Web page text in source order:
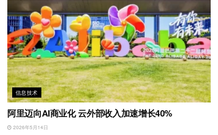
信息技术
阿里迈向AI商业化 云外部收入加速增长40%
2026年5月14日